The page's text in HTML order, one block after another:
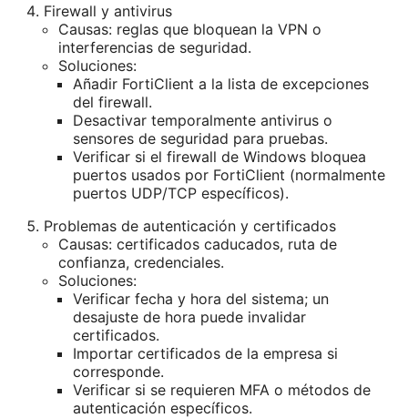
Firewall y antivirus
Causas: reglas que bloquean la VPN o
interferencias de seguridad.
Soluciones:
Añadir FortiClient a la lista de excepciones
del firewall.
Desactivar temporalmente antivirus o
sensores de seguridad para pruebas.
Verificar si el firewall de Windows bloquea
puertos usados por FortiClient (normalmente
puertos UDP/TCP específicos).
Problemas de autenticación y certificados
Causas: certificados caducados, ruta de
confianza, credenciales.
Soluciones:
Verificar fecha y hora del sistema; un
desajuste de hora puede invalidar
certificados.
Importar certificados de la empresa si
corresponde.
Verificar si se requieren MFA o métodos de
autenticación específicos.